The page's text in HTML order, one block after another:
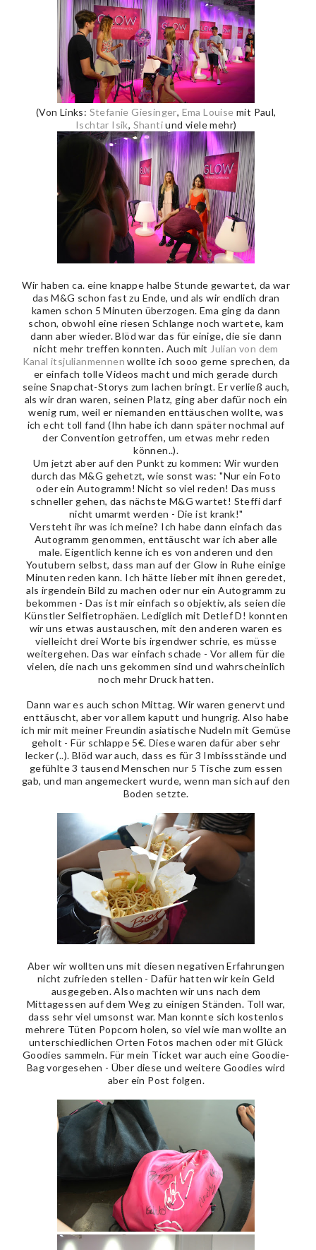
(Von Links: Stefanie Giesinger, Ema Louise mit Paul,
Ischtar Isik, Shantiund viele mehr)
Wir haben ca. eine knappe halbe Stunde gewartet, da war
das M&G schon fast zu Ende, und als wir endlich dran
kamen schon 5 Minuten überzogen. Ema ging da dann
schon, obwohl eine riesen Schlange noch wartete, kam
dann aber wieder. Blöd war das für einige, die sie dann
nicht mehr treffen konnten. Auch mit Julian von dem
Kanal itsjulianmennen wollte ich sooo gerne sprechen, da
er einfach tolle Videos macht und mich gerade durch
seine Snapchat-Storys zum lachen bringt. Er verließ auch,
als wir dran waren, seinen Platz, ging aber dafür noch ein
wenig rum, weil er niemanden enttäuschen wollte, was
ich echt toll fand (Ihn habe ich dann später nochmal auf
der Convention getroffen, um etwas mehr reden
können..).
Um jetzt aber auf den Punkt zu kommen: Wir wurden
durch das M&G gehetzt, wie sonst was: "Nur ein Foto
oder ein Autogramm! Nicht so viel reden! Das muss
schneller gehen, das nächste M&G wartet! Steffi darf
nicht umarmt werden - Die ist krank!"
Versteht ihr was ich meine? Ich habe dann einfach das
Autogramm genommen, enttäuscht war ich aber alle
male. Eigentlich kenne ich es von anderen und den
Youtubern selbst, dass man auf der Glow in Ruhe einige
Minuten reden kann. Ich hätte lieber mit ihnen geredet,
als irgendein Bild zu machen oder nur ein Autogramm zu
bekommen - Das ist mir einfach so objektiv, als seien die
Künstler Selfietrophäen. Lediglich mit Detlef D! konnten
wir uns etwas austauschen, mit den anderen waren es
vielleicht drei Worte bis irgendwer schrie, es müsse
weitergehen. Das war einfach schade - Vor allem für die
vielen, die nach uns gekommen sind und wahrscheinlich
noch mehr Druck hatten.
Dann war es auch schon Mittag. Wir waren genervt und
enttäuscht, aber vor allem kaputt und hungrig. Also habe
ich mir mit meiner Freundin asiatische Nudeln mit Gemüse
geholt - Für schlappe 5€. Diese waren dafür aber sehr
lecker (..). Blöd war auch, dass es für 3 Imbissstände und
gefühlte 3 tausend Menschen nur 5 Tische zum essen
gab, und man angemeckert wurde, wenn man sich auf den
Boden setzte.
Aber wir wollten uns mit diesen negativen Erfahrungen
nicht zufrieden stellen - Dafür hatten wir kein Geld
ausgegeben. Also machten wir uns nach dem
Mittagessen auf dem Weg zu einigen Ständen. Toll war,
dass sehr viel umsonst war. Man konnte sich kostenlos
mehrere Tüten Popcorn holen, so viel wie man wollte an
unterschiedlichen Orten Fotos machen oder mit Glück
Goodies sammeln. Für mein Ticket war auch eine Goodie-
Bag vorgesehen - Über diese und weitere Goodies wird
aber ein Post folgen.